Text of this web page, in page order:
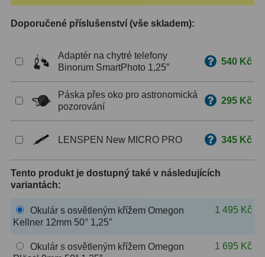
ZOOM12
Měřící, s mřížkou6
Ostatní30
Doplňky1
Měsíční a Polarizační23
CLS a UHC18
Širokopásmové13
Doporučené příslušenství (vše skladem):
Adaptér na chytré telefony
Binorum SmartPhoto 1,25″
540 Kč
Páska přes oko pro astronomická
pozorování
295 Kč
LENSPEN New MICRO PRO 345 Kč
Tento produkt je dostupný také v následujících
variantách:
Okulár s osvětleným křížem Omegon
Kellner 12mm 50° 1,25″
1 495 Kč
Okulár s osvětleným křížem Omegon
1 695 Kč